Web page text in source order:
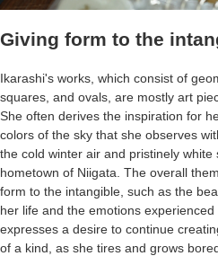
Giving form to the
Ikarashi's works, which consist of
squares, and ovals, are mostly art
She often derives the inspiration for
colors of the sky that she observes
the cold winter air and pristinely
hometown of Niigata. The overall
form to the intangible, such as the
her life and the emotions
expresses a desire to continue
of a kind, as she tires and grows